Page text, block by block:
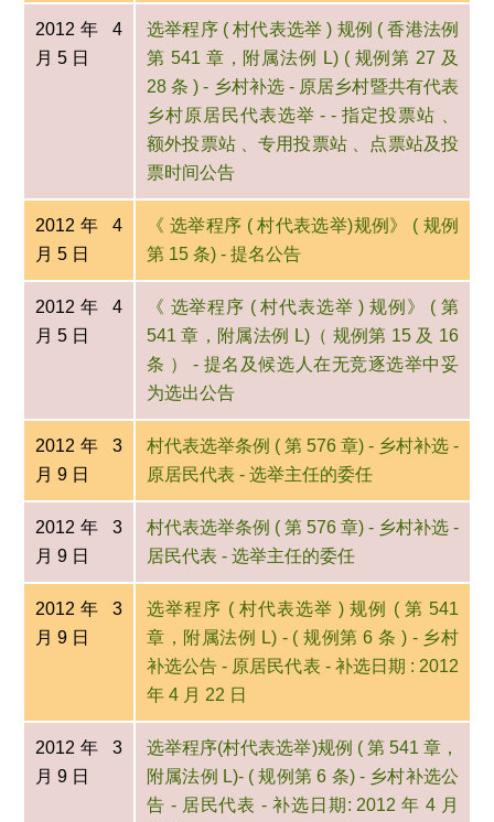
2012年 4
月 5 日
选举程序 ( 村代表选举 ) 规例 ( 香港法例
第 541 章，附属法例 L) ( 规例第 27 及
28 条 ) - 乡村补选 - 原居乡村暨共有代表
乡村原居民代表选举 - - 指定投票站 、
额外投票站 、专用投票站 、点票站及投
票时间公告
2012年 4
月 5 日
《 选举程序 ( 村代表选举)规例》 ( 规例
第 15 条) - 提名公告
2012年 4
月 5 日
《 选举程序 ( 村代表选举 ) 规例》 ( 第
541 章，附属法例 L)（ 规例第 15 及 16
条 ） - 提名及候选人在无竞逐选举中妥
为选出公告
2012年 3
月 9 日
村代表选举条例 ( 第 576 章) - 乡村补选 -
原居民代表 - 选举主任的委任
2012年 3
月 9 日
村代表选举条例 ( 第 576 章) - 乡村补选 -
居民代表 - 选举主任的委任
2012年 3
月 9 日
选举程序 ( 村代表选举 ) 规例 ( 第 541
章，附属法例 L) - ( 规例第 6 条 ) - 乡村
补选公告 - 原居民代表 - 补选日期 : 2012
年 4 月 22 日
2012年 3
月 9 日
选举程序(村代表选举)规例 ( 第 541 章，
附属法例 L)- ( 规例第 6 条) - 乡村补选公
告 - 居民代表 - 补选日期: 2012 年 4 月